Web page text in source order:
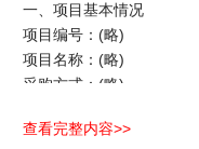
一、项目基本情况
项目编号：(略)
项目名称：(略)
采购方式：(略)
采购范围：(略)
查看完整内容>>